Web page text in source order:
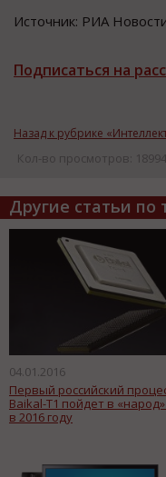
Источник: РИА
Подписаться на
Назад к рубрике
Кол-во просмотров: 18994
Другие статьи по
04.01.2016
Первый российский
Baikal-T1 пойдет в
в 2016 году